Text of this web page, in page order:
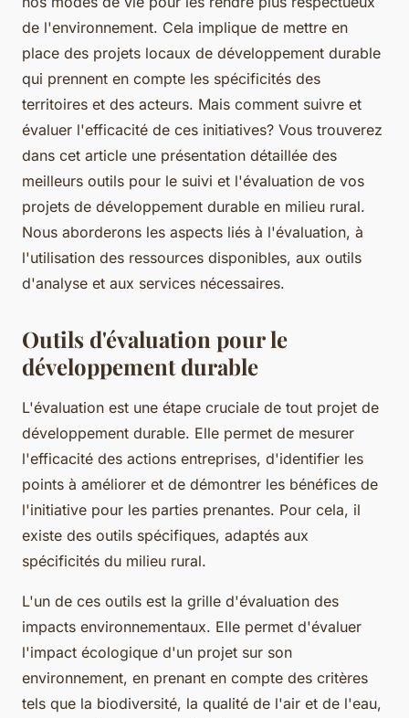
de l'environnement. Cela implique de mettre en
place des projets locaux de développement durable
qui prennent en compte les spécificités des
territoires et des acteurs. Mais comment suivre et
évaluer l'efficacité de ces initiatives? Vous trouverez
dans cet article une présentation détaillée des
meilleurs outils pour le suivi et l'évaluation de vos
projets de développement durable en milieu rural.
Nous aborderons les aspects liés à l'évaluation, à
l'utilisation des ressources disponibles, aux outils
d'analyse et aux services nécessaires.
Outils d'évaluation pour le
développement durable
L'évaluation est une étape cruciale de tout projet de
développement durable. Elle permet de mesurer
l'efficacité des actions entreprises, d'identifier les
points à améliorer et de démontrer les bénéfices de
l'initiative pour les parties prenantes. Pour cela, il
existe des outils spécifiques, adaptés aux
spécificités du milieu rural.
L'un de ces outils est la grille d'évaluation des
impacts environnementaux. Elle permet d'évaluer
l'impact écologique d'un projet sur son
environnement, en prenant en compte des critères
tels que la biodiversité, la qualité de l'air et de l'eau,